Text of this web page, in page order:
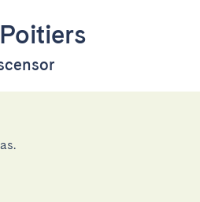
Poitiers